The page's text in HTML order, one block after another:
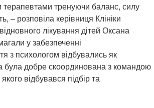
тренуючи баланс, силу
– розповіла керівниця Клініки
лікування дітей Оксана
у забезпеченні
з психологом відбувались як
була добре скоординована з командою
відбувався підбір та